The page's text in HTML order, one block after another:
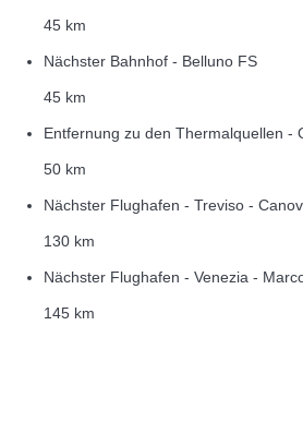
45 km
Nächster Bahnhof - Belluno FS
45 km
Entfernung zu den Thermalquellen -
50 km
Nächster Flughafen - Treviso -
130 km
Nächster Flughafen - Venezia -
145 km